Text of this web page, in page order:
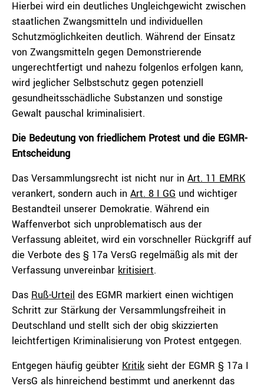
Hierbei wird ein deutliches Ungleichgewicht zwischen
staatlichen Zwangsmitteln und individuellen
Schutzmöglichkeiten deutlich. Während der Einsatz
von Zwangsmitteln gegen Demonstrierende
ungerechtfertigt und nahezu folgenlos erfolgen kann,
wird jeglicher Selbstschutz gegen potenziell
gesundheitsschädliche Substanzen und sonstige
Gewalt pauschal kriminalisiert.
Die Bedeutung von friedlichem Protest und die EGMR-
Entscheidung
Das Versammlungsrecht ist nicht nur in Art. 11 EMRK
verankert, sondern auch in Art. 8 I GG und wichtiger
Bestandteil unserer Demokratie. Während ein
Waffenverbot sich unproblematisch aus der
Verfassung ableitet, wird ein vorschneller Rückgriff auf
die Verbote des § 17a VersG regelmäßig als mit der
Verfassung unvereinbar kritisiert.
Das Ruß-Urteil des EGMR markiert einen wichtigen
Schritt zur Stärkung der Versammlungsfreiheit in
Deutschland und stellt sich der obig skizzierten
leichtfertigen Kriminalisierung von Protest entgegen.
Entgegen häufig geübter Kritik sieht der EGMR § 17a I
VersG als hinreichend bestimmt und anerkennt das